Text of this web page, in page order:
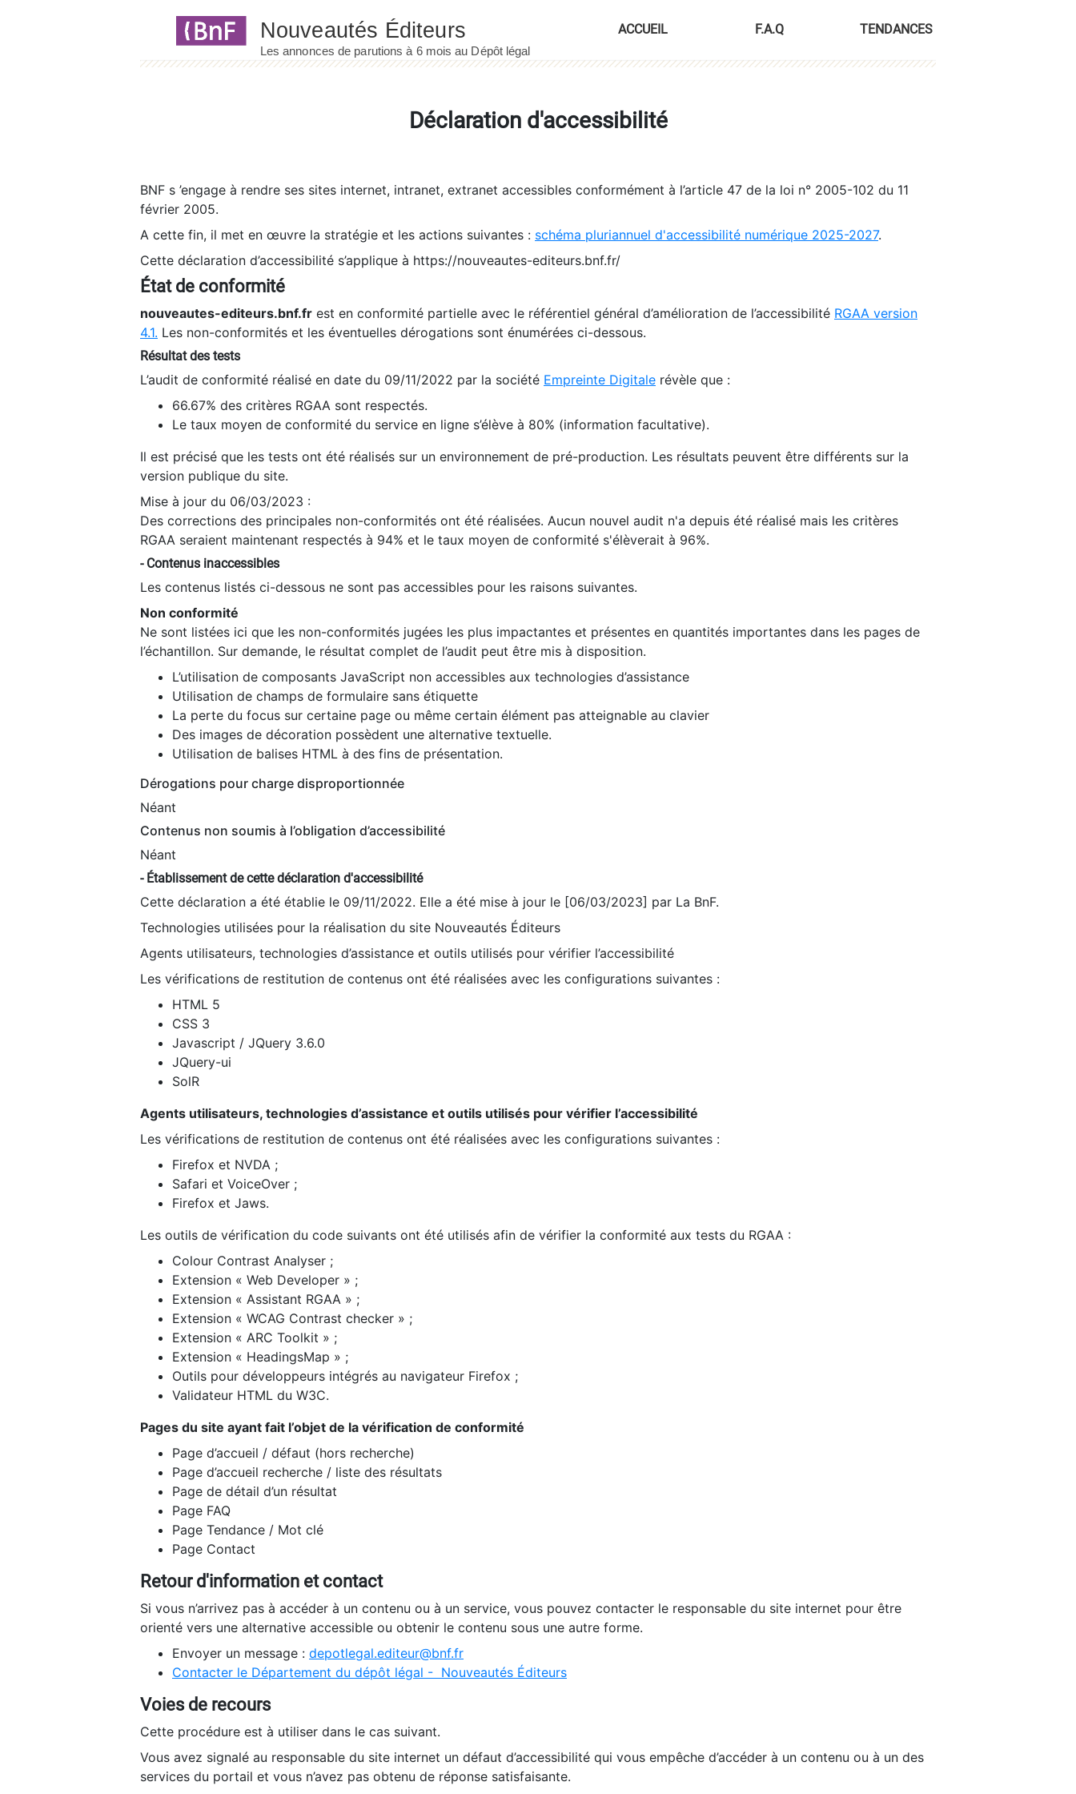
ACCUEIL F.A.Q TENDANCES
Déclaration d'accessibilité
BNF s ’engage à rendre ses sites internet, intranet, extranet accessibles conformément à l’article 47 de la loi n° 2005-102 du 11
février 2005.
A cette fin, il met en œuvre la stratégie et les actions suivantes : schéma pluriannuel d'accessibilité numérique 2025-2027.
Cette déclaration d’accessibilité s’applique à https://nouveautes-editeurs.bnf.fr/
État de conformité
nouveautes-editeurs.bnf.fr est en conformité partielle avec le référentiel général d’amélioration de l’accessibilité RGAA version
4.1. Les non-conformités et les éventuelles dérogations sont énumérées ci-dessous.
Résultat des tests
L’audit de conformité réalisé en date du 09/11/2022 par la société Empreinte Digitale révèle que :
66.67% des critères RGAA sont respectés.
Le taux moyen de conformité du service en ligne s’élève à 80% (information facultative).
Il est précisé que les tests ont été réalisés sur un environnement de pré-production. Les résultats peuvent être différents sur la
version publique du site.
Mise à jour du 06/03/2023 :
Des corrections des principales non-conformités ont été réalisées. Aucun nouvel audit n'a depuis été réalisé mais les critères
RGAA seraient maintenant respectés à 94% et le taux moyen de conformité s'élèverait à 96%.
- Contenus inaccessibles
Les contenus listés ci-dessous ne sont pas accessibles pour les raisons suivantes.
Non conformité
Ne sont listées ici que les non-conformités jugées les plus impactantes et présentes en quantités importantes dans les pages de
l’échantillon. Sur demande, le résultat complet de l’audit peut être mis à disposition.
L’utilisation de composants JavaScript non accessibles aux technologies d’assistance
Utilisation de champs de formulaire sans étiquette
La perte du focus sur certaine page ou même certain élément pas atteignable au clavier
Des images de décoration possèdent une alternative textuelle.
Utilisation de balises HTML à des fins de présentation.
Dérogations pour charge disproportionnée
Néant
Contenus non soumis à l’obligation d’accessibilité
Néant
- Établissement de cette déclaration d'accessibilité
Cette déclaration a été établie le 09/11/2022. Elle a été mise à jour le [06/03/2023] par La BnF.
Technologies utilisées pour la réalisation du site Nouveautés Éditeurs
Agents utilisateurs, technologies d’assistance et outils utilisés pour vérifier l’accessibilité
Les vérifications de restitution de contenus ont été réalisées avec les configurations suivantes :
HTML 5
CSS 3
Javascript / JQuery 3.6.0
JQuery-ui
SolR
Agents utilisateurs, technologies d’assistance et outils utilisés pour vérifier l’accessibilité
Les vérifications de restitution de contenus ont été réalisées avec les configurations suivantes :
Firefox et NVDA ;
Safari et VoiceOver ;
Firefox et Jaws.
Les outils de vérification du code suivants ont été utilisés afin de vérifier la conformité aux tests du RGAA :
Colour Contrast Analyser ;
Extension « Web Developer » ;
Extension « Assistant RGAA » ;
Extension « WCAG Contrast checker » ;
Extension « ARC Toolkit » ;
Extension « HeadingsMap » ;
Outils pour développeurs intégrés au navigateur Firefox ;
Validateur HTML du W3C.
Pages du site ayant fait l’objet de la vérification de conformité
Page d’accueil / défaut (hors recherche)
Page d’accueil recherche / liste des résultats
Page de détail d’un résultat
Page FAQ
Page Tendance / Mot clé
Page Contact
Retour d'information et contact
Si vous n’arrivez pas à accéder à un contenu ou à un service, vous pouvez contacter le responsable du site internet pour être
orienté vers une alternative accessible ou obtenir le contenu sous une autre forme.
Envoyer un message : depotlegal.editeur@bnf.fr
Contacter le Département du dépôt légal - Nouveautés Éditeurs
Voies de recours
Cette procédure est à utiliser dans le cas suivant.
Vous avez signalé au responsable du site internet un défaut d’accessibilité qui vous empêche d’accéder à un contenu ou à un des
services du portail et vous n’avez pas obtenu de réponse satisfaisante.